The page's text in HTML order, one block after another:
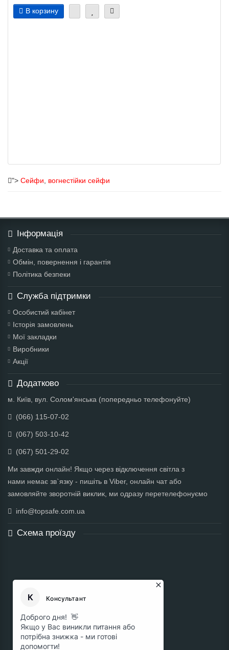
В корзину
"> Сейфи вогнестійки сейфи
Інформація
Доставка та оплата
Обмін, повернення і гарантія
Політика безпеки
Служба підтримки
Особистий кабінет
Історія замовлень
Мої закладки
Виробники
Акції
Додатково
м. Київ, вул. Солом'янська (попередньо телефонуйте)
(066) 115-07-02
(067) 503-10-42
(067) 501-29-02
Ми завжди онлайн! Якщо через відключення світла з
нами немає зв`язку - пишіть в Viber, онлайн чат або
замовляйте зворотній виклик, ми одразу перетелефонуємо
info@topsafe.com.ua
Схема проїзду